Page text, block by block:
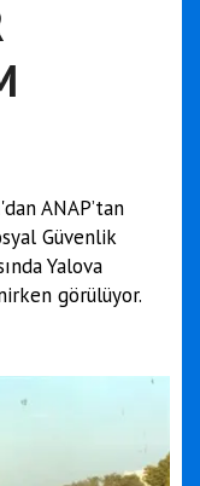
ANAP’tan
Güvenlik
Yalova
görülüyor.